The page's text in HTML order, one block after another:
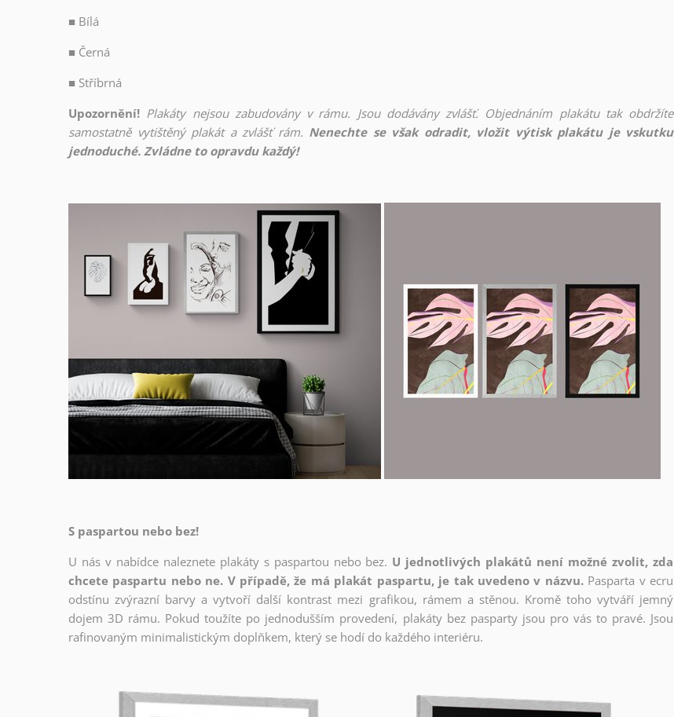
■ Bílá
■ Černá
■ Stříbrná
Upozornění! Plakáty nejsou zabudovány v rámu. Jsou dodávány zvlášť. Objednáním plakátu tak obdržíte
samostatně vytištěný plakát a zvlášť rám. Nenechte se však odradit, vložit výtisk plakátu je vskutku
jednoduché. Zvládne to opravdu každý!
S paspartou nebo bez!
U nás v nabídce naleznete plakáty s paspartou nebo bez. U jednotlivých plakátů není možné zvolit, zda
chcete paspartu nebo ne. V případě, že má plakát paspartu, je tak uvedeno v názvu. Pasparta v ecru
odstínu zvýrazní barvy a vytvoří další kontrast mezi grafikou, rámem a stěnou. Kromě toho vytváří jemný
dojem 3D rámu. Pokud toužíte po jednodušším provedení, plakáty bez pasparty jsou pro vás to pravé. Jsou
rafinovaným minimalistickým doplňkem, který se hodí do každého interiéru.